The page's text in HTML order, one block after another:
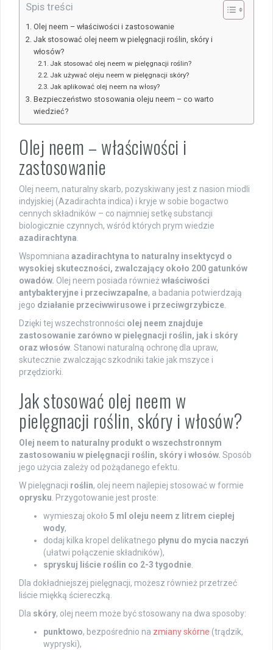
Spis treści
Olej neem – właściwości i zastosowanie
Jak stosować olej neem w pielęgnacji roślin, skóry i
włosów?
Jak stosować olej neem w pielęgnacji roślin?
Jak używać oleju neem w pielęgnacji skóry?
Jak aplikować olej neem na włosy?
Bezpieczeństwo stosowania oleju neem – co warto
wiedzieć?
Olej neem – właściwości i
zastosowanie
Olej neem, naturalny skarb, pozyskiwany jest z nasion miodli
indyjskiej (Azadirachta indica) i kryje w sobie bogactwo
cennych składników – co najmniej setkę substancji
biologicznie czynnych, wśród których prym wiedzie
azadirachtyna
Wspomniana azadirachtyna to naturalny insektycyd o
wysokiej skuteczności, zwalczający około 200 gatunków
owadów. Olej neem posiada również właściwości
antybakteryjne i przeciwzapalne, a badania potwierdzają
jego działanie przeciwwirusowe i przeciwgrzybicze
Dzięki tej wszechstronności olej neem znajduje
zastosowanie zarówno w pielęgnacji roślin, jak i skóry
oraz włosów . Stanowi naturalną ochronę dla upraw,
skutecznie zwalczając szkodniki takie jak mszyce i
przędziorki.
Jak stosować olej neem w
pielęgnacji roślin, skóry i włosów?
Olej neem to naturalny produkt o wszechstronnym
zastosowaniu w pielęgnacji roślin, skóry i włosów. Sposób
jego użycia zależy od pożądanego efektu.
W pielęgnacji roślin, olej neem najlepiej stosować w formie
oprysku . Przygotowanie jest proste:
wymieszaj około 5 ml oleju neem z litrem ciepłej
wody,
dodaj kilka kropel delikatnego płynu do mycia naczyń
(ułatwi połączenie składników),
spryskuj liście roślin co 2-3 tygodnie
Dla dokładniejszej pielęgnacji, możesz również przetrzeć
liście miękką ściereczką.
Dla skóry, olej neem może być stosowany na dwa sposoby:
punktowo, bezpośrednio na zmiany skórne (trądzik,
wypryski),